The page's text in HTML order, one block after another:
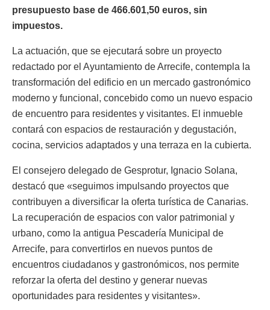
presupuesto base de 466.601,50 euros, sin
impuestos.
La actuación, que se ejecutará sobre un proyecto
redactado por el Ayuntamiento de Arrecife, contempla la
transformación del edificio en un mercado gastronómico
moderno y funcional, concebido como un nuevo espacio
de encuentro para residentes y visitantes. El inmueble
contará con espacios de restauración y degustación,
cocina, servicios adaptados y una terraza en la cubierta.
El consejero delegado de Gesprotur, Ignacio Solana,
destacó que «seguimos impulsando proyectos que
contribuyen a diversificar la oferta turística de Canarias.
La recuperación de espacios con valor patrimonial y
urbano, como la antigua Pescadería Municipal de
Arrecife, para convertirlos en nuevos puntos de
encuentros ciudadanos y gastronómicos, nos permite
reforzar la oferta del destino y generar nuevas
oportunidades para residentes y visitantes».